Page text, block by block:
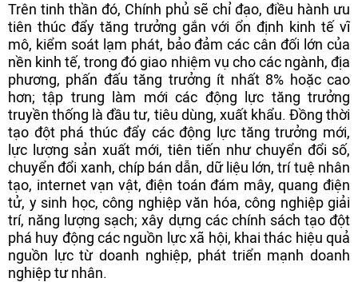
Trên tinh thần đó, Chính phủ sẽ chỉ đạo, điều hành ưu
tiên thúc đẩy tăng trưởng gắn với ổn định kinh tế vĩ
mô, kiểm soát lạm phát, bảo đảm các cân đối lớn của
nền kinh tế, trong đó giao nhiệm vụ cho các ngành, địa
phương, phấn đấu tăng trưởng ít nhất 8% hoặc cao
hơn; tập trung làm mới các động lực tăng trưởng
truyền thống là đầu tư, tiêu dùng, xuất khẩu. Đồng thời
tạo đột phá thúc đẩy các động lực tăng trưởng mới,
lực lượng sản xuất mới, tiên tiến như chuyển đổi số,
chuyển đổi xanh, chíp bán dẫn, dữ liệu lớn, trí tuệ nhân
tạo, internet vạn vật, điện toán đám mây, quang điện
tử, y sinh học, công nghiệp văn hóa, công nghiệp giải
trí, năng lượng sạch; xây dựng các chính sách tạo đột
phá huy động các nguồn lực xã hội, khai thác hiệu quả
nguồn lực từ doanh nghiệp, phát triển mạnh doanh
nghiệp tư nhân.